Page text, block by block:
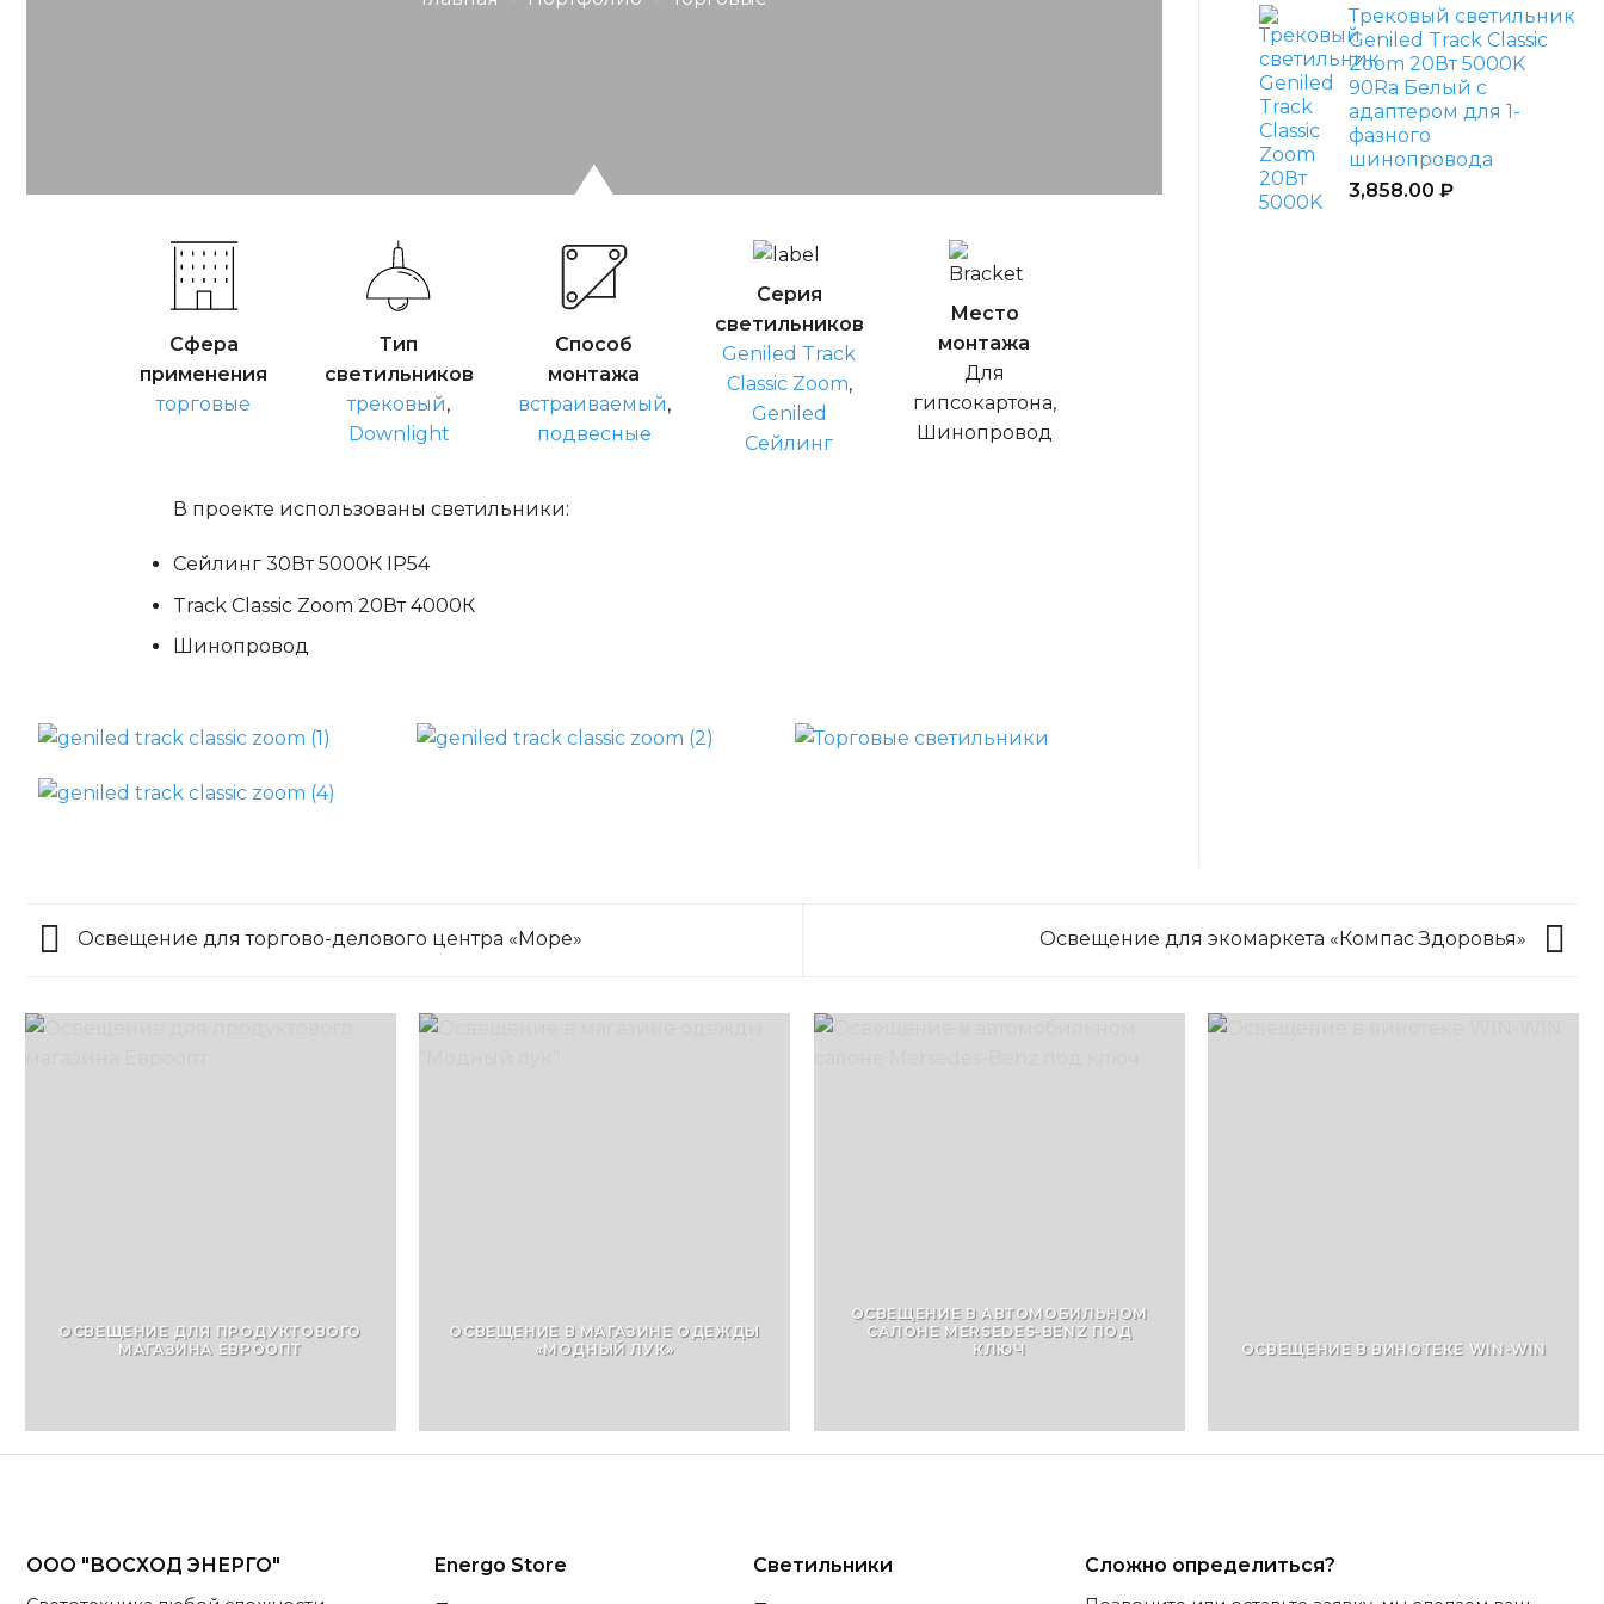
Сфера
применения
торговые
Тип
светильников
трековый,
Downlight
Способ
монтажа
встраиваемый,
подвесные
Серия
светильников
Geniled Track
Classic Zoom,
Geniled
Сейлинг
Место
монтажа
Для
гипсокартона,
Шинопровод
В проекте использованы светильники:
Сейлинг 30Вт 5000К IP54
Track Classic Zoom 20Вт 4000К
Шинопровод
Трековый светильник
Geniled Track Classic
Zoom 20Вт 5000K
90Ra Белый с
адаптером для 1-
фазного
шинопровода
3,858.00₽
Освещение для торгово-делового центра «Море» Освещение для экомаркета «Компас Здоровья»
ОСВЕЩЕНИЕ ДЛЯ ПРОДУКТОВОГО
МАГАЗИНА ЕВРООПТ
ОСВЕЩЕНИЕ В МАГАЗИНЕ ОДЕЖДЫ
«МОДНЫЙ ЛУК»
ОСВЕЩЕНИЕ В АВТОМОБИЛЬНОМ
САЛОНЕ MERSEDES-BENZ ПОД
КЛЮЧ
ОСВЕЩЕНИЕ В ВИНОТЕКЕ WIN-WIN
ООО "ВОСХОД ЭНЕРГО"
Energo Store
Светильники
Сложно определиться?